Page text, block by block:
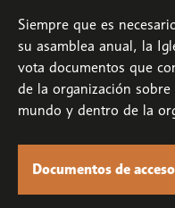
Siempre que es
su asamblea anual, la
vota documentos que
de la organización
mundo y dentro de la
Documentos de acceso